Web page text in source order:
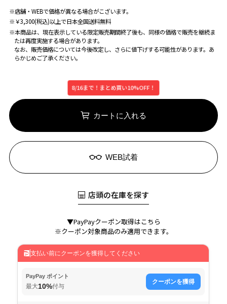
※店舗・WEBで価格が異なる場合がこざいます。
※￥3,300(税込)以上で日本全国送料無料
※本商品は、現在表示している限定販売期間終了後も、同様の価格で販売を継続ま
たは再度実施する場合があります。
なお、販売価格については今後改定し、さらに値下げする可能性があります。あ
らかじめご了承ください。
8/16まで！まとめ買い10%OFF！
カートに入れる
WEB試着
店頭の在庫を探す
▼PayPayクーポン取得はこちら
※クーポン対象商品のみ適用できます。